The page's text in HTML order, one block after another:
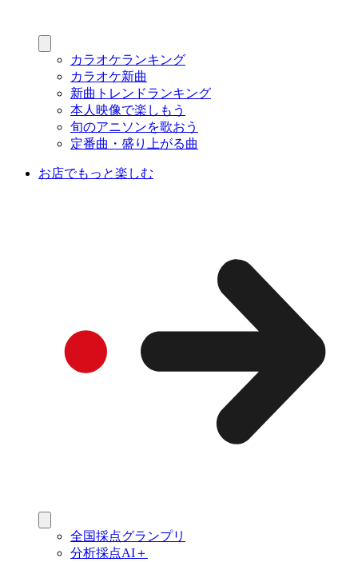
カラオケランキング
カラオケ新曲
新曲トレンドランキング
本人映像で楽しもう
旬のアニソンを歌おう
定番曲・盛り上がる曲
お店でもっと楽しむ
全国採点グランプリ
分析採点AI＋